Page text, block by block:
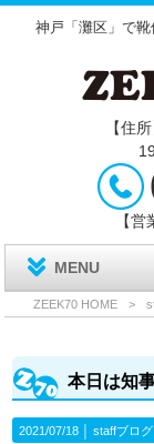
神戸「灘区」で
【住
【
MENU
ZEEK70 HOME >
本日は知
2021/07/18 │staffブログ